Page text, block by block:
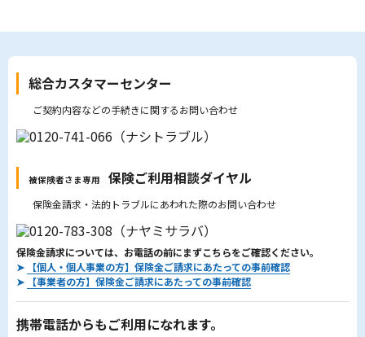
総合カスタマーセンター
ご契約内容などの手続きに関するお問い合わせ
被保険者さま専用 保険ご利用相談ダイヤル
保険金請求・法的トラブルにあわれた際のお問い合わせ
保険金請求については、お電話の前にまずこちらをご確認ください。
➤
【個人・個人事業の方】保険金ご請求にあたっての事前確認
➤
【事業者の方】保険金ご請求にあたっての事前確認
携帯電話からもご利用になれます。